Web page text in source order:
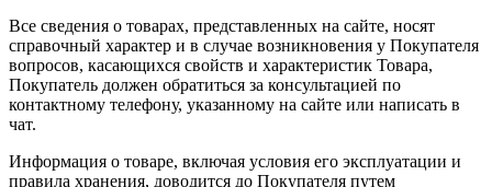
Все сведения о товарах, представленных на сайте, носят
справочный характер и в случае возникновения у Покупателя
вопросов, касающихся свойств и характеристик Товара,
Покупатель должен обратиться за консультацией по
контактному телефону, указанному на сайте или написать в
чат.
Информация о товаре, включая условия его эксплуатации и
правила хранения, доводится до Покупателя путем